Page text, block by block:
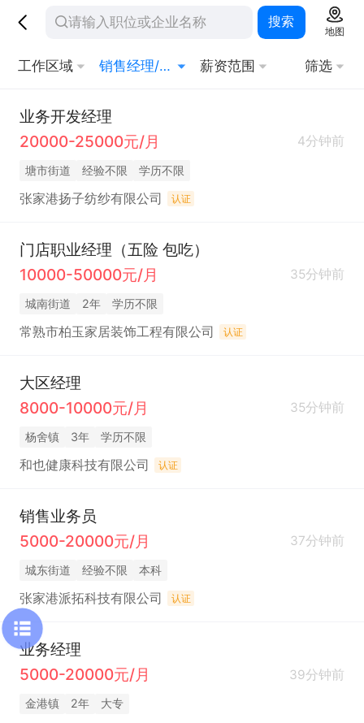
搜索
地图
工作区域 销售经理/主管 薪资范围 筛选
业务开发经理
20000-25000元/月
4分钟前
塘市街道 经验不限 学历不限
张家港扬子纺纱有限公司 认证
门店职业经理（五险 包吃）
10000-50000元/月
35分钟前
城南街道 2年 学历不限
常熟市柏玉家居装饰工程有限公司 认证
大区经理
8000-10000元/月
35分钟前
杨舍镇 3年 学历不限
和也健康科技有限公司 认证
销售业务员
5000-20000元/月
37分钟前
城东街道 经验不限 本科
张家港派拓科技有限公司 认证
业务经理
5000-20000元/月
39分钟前
金港镇 2年 大专